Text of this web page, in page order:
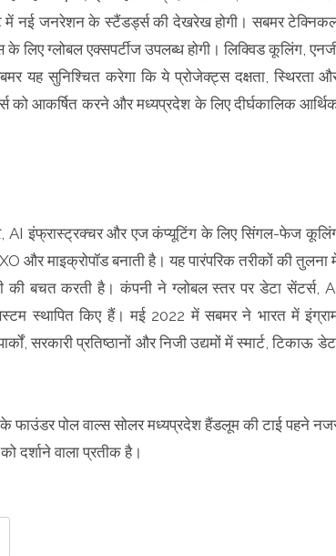
में नई जनरेशन के स्टैंडर्ड्स की देखरेख होगी। सबमर
ग्लोबल एक्सपर्टीज उपलब्ध होगी। लिक्विड कूलिंग,
यह सुनिश्चित करेगा कि ये प्रोजेक्ट्स दक्षता, स्थिरता
को आकर्षित करने और मध्यप्रदेश के लिए दीर्घकालिक
AI इंफ्रास्ट्रक्चर और एज कंप्यूटिंग के लिए सिंगल-फेज
और माइक्रोपॉड बनाती है। यह पारंपरिक तरीकों की तुलना
बचत करती है। कंपनी ने ग्लोबल स्तर पर डेटा सेंटर्स,
स्थापित किए हैं। मई 2022 में सबमर ने भारत में
सरकारी प्रतिष्ठानों और निजी उद्यमों में स्मार्ट, टिकाऊ
पोल वाल्स सोलर मध्यप्रदेश हैंडलूम की टाई पहने
दर्शाने वाला प्रतीक है।